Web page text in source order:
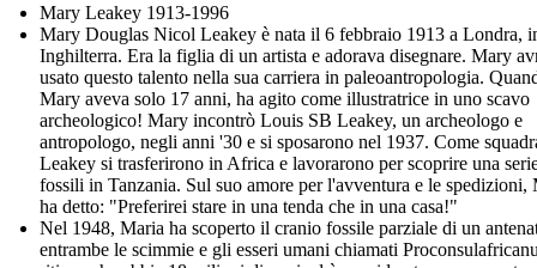
Mary Leakey 1913-1996
Mary Douglas Nicol Leakey è nata il 6 febbraio 1913 a Londra,
Inghilterra. Era la figlia di un artista e adorava disegnare. Mary
usato questo talento nella sua carriera in paleoantropologia.
Mary aveva solo 17 anni, ha agito come illustratrice in uno scavo
archeologico! Mary incontrò Louis SB Leakey, un archeologo e
antropologo, negli anni '30 e si sposarono nel 1937. Come
Leakey si trasferirono in Africa e lavorarono per scoprire una
fossili in Tanzania. Sul suo amore per l'avventura e le spedizioni,
ha detto: "Preferirei stare in una tenda che in una casa!"
Nel 1948, Maria ha scoperto il cranio fossile parziale di un
entrambe le scimmie e gli esseri umani chiamati